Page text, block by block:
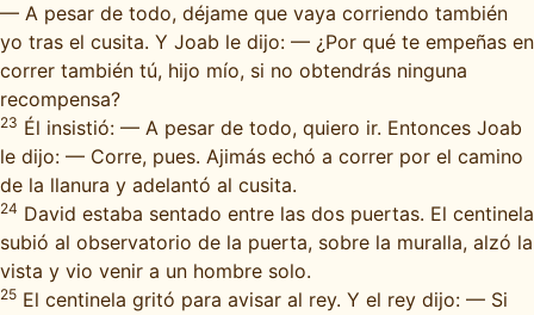
— A pesar de todo, déjame que vaya corriendo también
yo tras el cusita. Y Joab le dijo: — ¿Por qué te empeñas en
correr también tú, hijo mío, si no obtendrás ninguna
recompensa?
23 Él insistió: — A pesar de todo, quiero ir. Entonces Joab
le dijo: — Corre, pues. Ajimás echó a correr por el camino
de la llanura y adelantó al cusita.
24 David estaba sentado entre las dos puertas. El centinela
subió al observatorio de la puerta, sobre la muralla, alzó la
vista y vio venir a un hombre solo.
25 El centinela gritó para avisar al rey. Y el rey dijo: — Si